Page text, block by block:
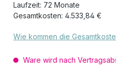
Laufzeit: 72 Monate
Gesamtkosten: 4.533,84 €
Wie kommen die
Ware wird nach